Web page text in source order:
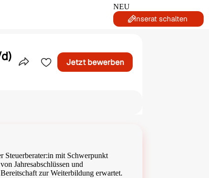
NEU
Inserat schalten
Teile dieses Inserat
Jetzt bewerben
Steuerberater:in mit Schwerpunkt
Jahresabschlüssen und
zur Weiterbildung erwartet.